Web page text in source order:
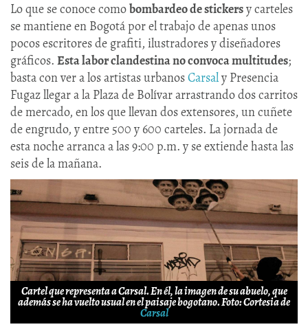
Lo que se conoce comobombardeo de stickersy carteles
se mantiene en Bogotá por el trabajo de apenas unos
pocos escritores de grafiti, ilustradores y diseñadores
gráficos. Esta labor clandestina no convoca multitudes;
basta con ver a los artistas urbanosCarsaly Presencia
Fugaz llegar a la Plaza de Bolívar arrastrando dos carritos
de mercado, en los que llevan dos extensores, un cuñete
de engrudo, y entre 500 y 600 carteles. La jornada de
esta noche arranca a las 9:00 p.m. y se extiende hasta las
seis de la mañana.
Cartel que representa a Carsal. En él, la imagen de su abuelo, que
además se ha vuelto usual en el paisaje bogotano. Foto: Cortesia de
Carsal